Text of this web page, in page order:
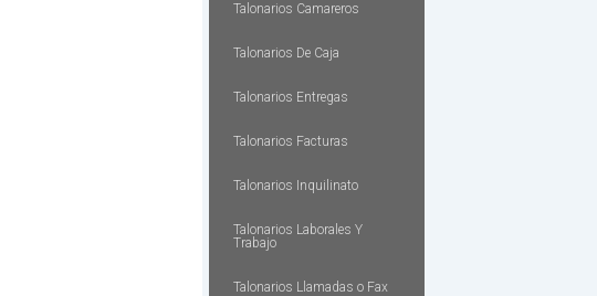
Talonarios Camareros
Talonarios De Caja
Talonarios Entregas
Talonarios Facturas
Talonarios Inquilinato
Talonarios Laborales Y
Trabajo
Talonarios Llamadas o Fax